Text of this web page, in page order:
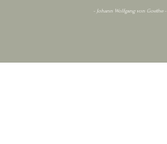
- Johann Wolfgang von Goethe -